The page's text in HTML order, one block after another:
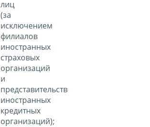
лиц
(за
исключением
филиалов
иностранных
страховых
организаций
и
представительств
иностранных
кредитных
организаций);